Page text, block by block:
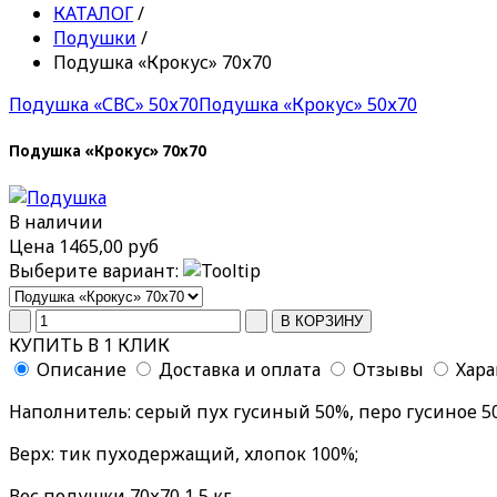
КАТАЛОГ/
Подушки /
Подушка «Крокус» 70х70
Подушка «СВС» 50х70Подушка «Крокус» 50х70
Подушка «Крокус» 70х70
В наличии
Цена 1465,00 руб
Выберите вариант:
КУПИТЬ В 1 КЛИК
Описание
Доставка и оплата Отзывы
Наполнитель: серый пух гусиный 50%, перо гусиное
Верх: тик пуходержащий, хлопок 100%;